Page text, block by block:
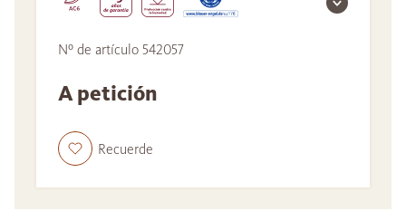
Nº de artículo 542057
A petición
Recuerde